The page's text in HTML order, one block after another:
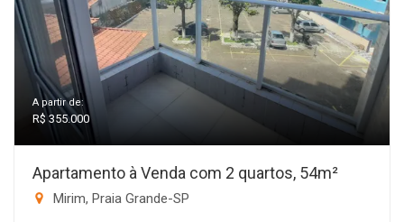
A partir de:
R$ 355.000
Apartamento à Venda com 2 quartos, 54m²
Mirim, Praia Grande-SP